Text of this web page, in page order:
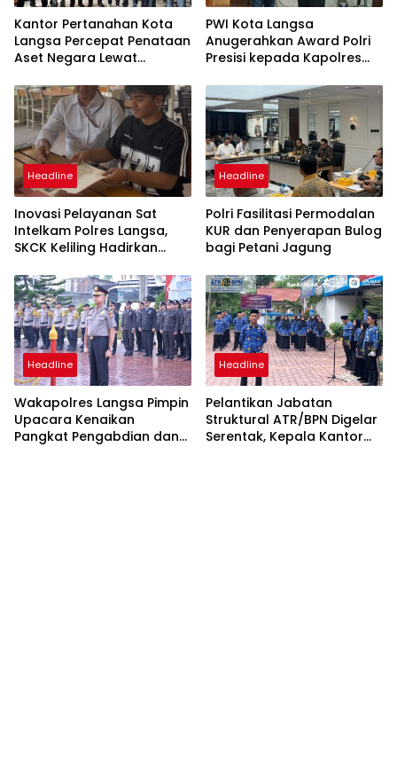
Kantor Pertanahan Kota
Langsa Percepat Penataan
Aset Negara Lewat
PWI Kota Langsa
Anugerahkan Award Polri
Presisi kepada Kapolres
Headline
Inovasi Pelayanan Sat
Intelkam Polres Langsa,
SKCK Keliling Hadirkan
Mudah dan Humanis
Headline
Polri Fasilitasi Permodalan
KUR dan Penyerapan Bulog
bagi Petani Jagung
Headline
Wakapolres Langsa Pimpin
Upacara Kenaikan
Pangkat Pengabdian dan
Headline
Pelantikan Jabatan
Struktural ATR/BPN Digelar
Serentak, Kepala Kantor